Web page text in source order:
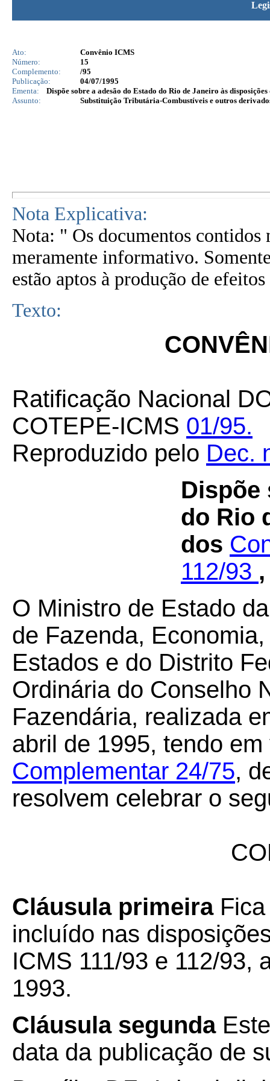
Ato:
Convênio ICMS
Número:
15
Complemento:
/95
Publicação:
04/07/1995
Ementa:
Dispõe sobre a adesão do Estado do Rio de Janeiro às
Assunto:
Substituição Tributária-Combustíveis e outros
Nota Explicativa:
Nota: " Os documentos contidos
meramente informativo.
estão aptos à produção de
Texto:
Ratificação Nacional
COTEPE-ICMS 01/95.
Reproduzido pelo Dec.
Dispõe
do Rio
dos
112/93
O Ministro de Estado
de Fazenda,
Estados e do Distrito
Ordinária do Conselho
Fazendária, realizada
abril de 1995, tendo
Complementar 24/75,
resolvem celebrar o
Cláusula primeira
incluído nas
ICMS 111/93 e 112/93,
1993.
Cláusula segunda
data da publicação de